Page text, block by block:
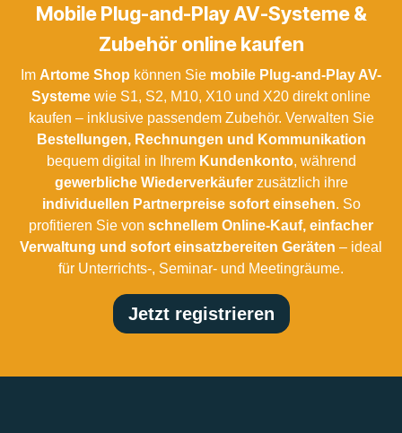
Mobile Plug-and-Play AV-Systeme &
Zubehör online kaufen
Im Artome Shop können Sie mobile Plug-and-Play AV-
Systeme wie S1, S2, M10, X10 und X20 direkt online
kaufen – inklusive passendem Zubehör. Verwalten Sie
Bestellungen, Rechnungen und Kommunikation
bequem digital in Ihrem Kundenkonto, während
gewerbliche Wiederverkäuferzusätzlich ihre
individuellen Partnerpreise sofort einsehen. So
profitieren Sie von schnellem Online-Kauf, einfacher
Verwaltung und sofort einsatzbereiten Geräten – ideal
für Unterrichts-, Seminar- und Meetingräume.
Jetzt registrieren